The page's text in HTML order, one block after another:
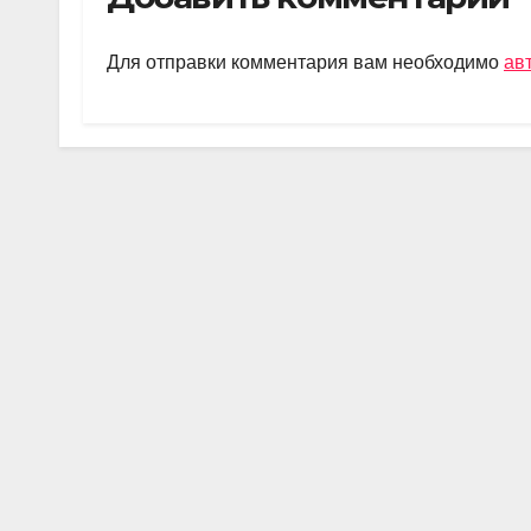
gr
a
s
A
p
o
kl
ss
а
в
ть
Для отправки комментария вам необходимо